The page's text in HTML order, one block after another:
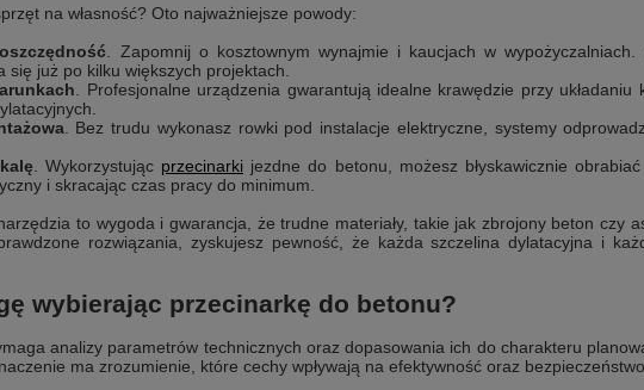
na własność? Oto najważniejsze powody:
. Zapomnij o kosztownym wynajmie i kaucjach w
się już po kilku większych projektach.
. Profesjonalne urządzenia gwarantują idealne krawędzie przy
. Bez trudu wykonasz rowki pod instalacje elektryczne, systemy
. Wykorzystując przecinarki jezdne do betonu, możesz błyskawicznie
i skracając czas pracy do minimum.
to wygoda i gwarancja, że trudne materiały, takie jak zbrojony beton czy
rozwiązania, zyskujesz pewność, że każda szczelina dylatacyjna i
wybierając przecinarkę do betonu?
analizy parametrów technicznych oraz dopasowania ich do charakteru
ma zrozumienie, które cechy wpływają na efektywność oraz